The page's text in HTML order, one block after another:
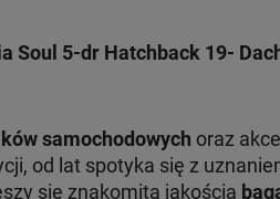
Soul 5-dr Hatchback 19-
samochodowych oraz
od lat spotyka się z
się znakomitą jakością